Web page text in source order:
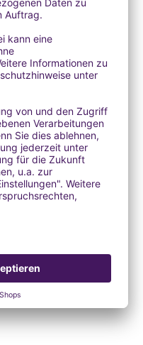
Riechstoffe:
Cremes für
ÖLE: